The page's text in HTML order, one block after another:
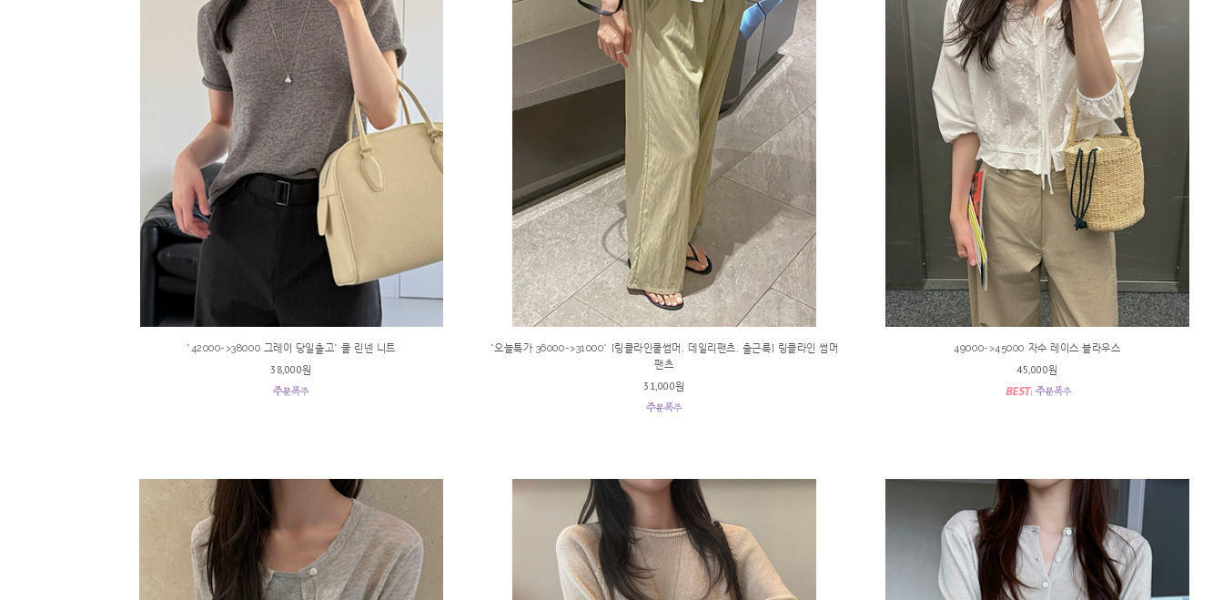
*42000->38000 그레이 당일출고* 쿨 린넨 니트
38,000원
*오늘특가 36000->31000* [링클라인쿨썸머, 데일리팬츠, 출근룩] 링클라인 썸머
팬츠
31,000원
49000->45000 자수 레이스 블라우스
45,000원